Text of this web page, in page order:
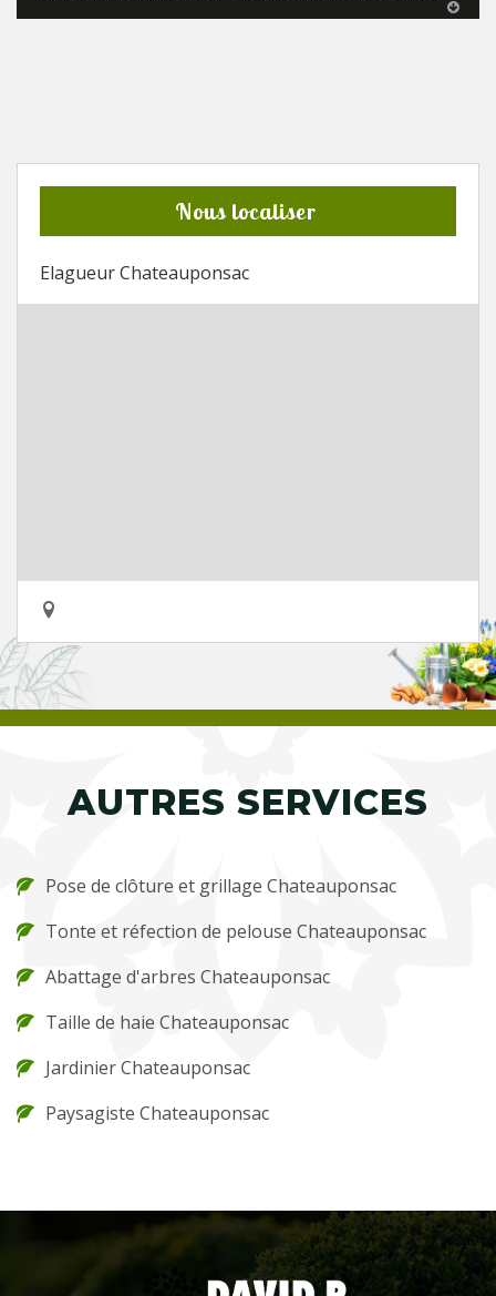
Nous localiser
Elagueur Chateauponsac
AUTRES SERVICES
Pose de clôture et grillage Chateauponsac
Tonte et réfection de pelouse Chateauponsac
Abattage d'arbres Chateauponsac
Taille de haie Chateauponsac
Jardinier Chateauponsac
Paysagiste Chateauponsac